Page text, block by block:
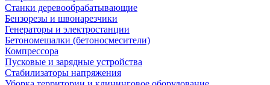
Станки деревообрабатывающие
Бензорезы и швонарезчики
Генераторы и электростанции
Бетономешалки (бетоносмесители)
Компрессора
Пусковые и зарядные устройства
Стабилизаторы напряжения